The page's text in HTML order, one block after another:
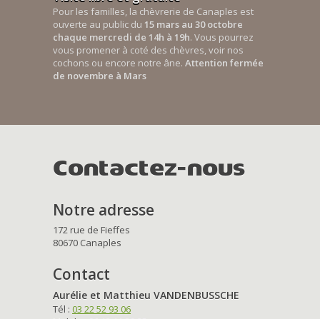
Pour les familles, la chèvrerie de Canaples est
ouverte au public du 15 mars au 30 octobre
chaque mercredi de 14h à 19h. Vous pourrez
vous promener à coté des chèvres, voir nos
cochons ou encore notre âne. Attention fermée
de novembre à Mars
Contactez-nous
Notre adresse
172 rue de Fieffes
80670 Canaples
Contact
Aurélie et Matthieu VANDENBUSSCHE
Tél : 03 22 52 93 06